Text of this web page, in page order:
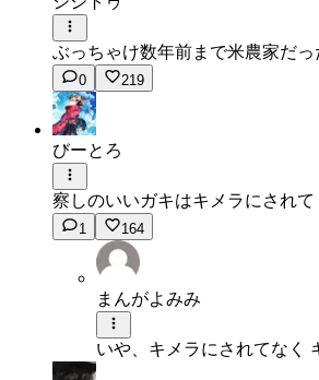
ぶっちゃけ数年前まで米農家だ
0 219
びーとろ
察しのいいガキはキメラにされ
1 164
まんがよみみ
いや、キメラにされてなく